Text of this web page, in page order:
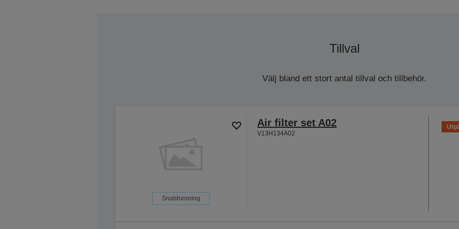
Tillval
Välj bland ett stort antal tillval och tillbehör.
Snabbvisning
Air filter set A02
V13H134A02